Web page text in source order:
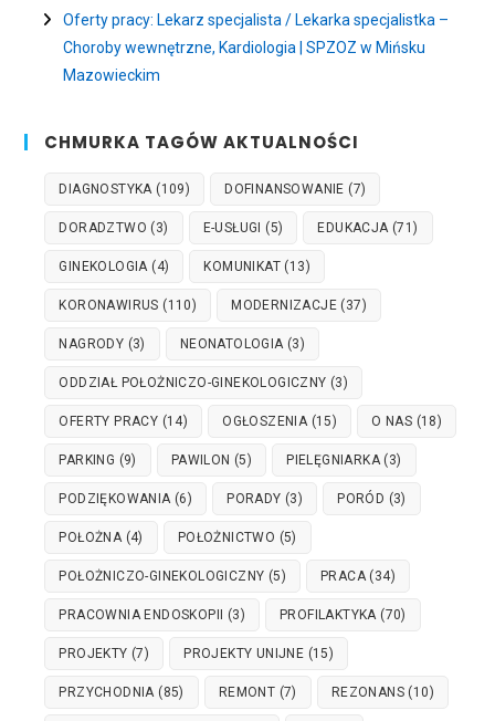
Oferty pracy: Lekarz specjalista / Lekarka specjalistka –
Choroby wewnętrzne, Kardiologia | SPZOZ w Mińsku
Mazowieckim
CHMURKA TAGÓW AKTUALNOŚCI
DIAGNOSTYKA(109) DOFINANSOWANIE (7)
DORADZTWO (3) E-USŁUGI (5) EDUKACJA(71)
GINEKOLOGIA(4) KOMUNIKAT (13)
KORONAWIRUS (110) MODERNIZACJE (37)
NAGRODY (3) NEONATOLOGIA(3)
ODDZIAŁ POŁOŻNICZO-GINEKOLOGICZNY (3)
OFERTY PRACY (14) OGŁOSZENIA(15) O NAS (18)
PARKING (9) PAWILON (5) PIELĘGNIARKA(3)
PODZIĘKOWANIA(6) PORADY (3) PORÓD (3)
POŁOŻNA(4) POŁOŻNICTWO (5)
POŁOŻNICZO-GINEKOLOGICZNY (5) PRACA(34)
PRACOWNIA ENDOSKOPII (3) PROFILAKTYKA(70)
PROJEKTY (7) PROJEKTY UNIJNE (15)
PRZYCHODNIA(85) REMONT (7) REZONANS (10)